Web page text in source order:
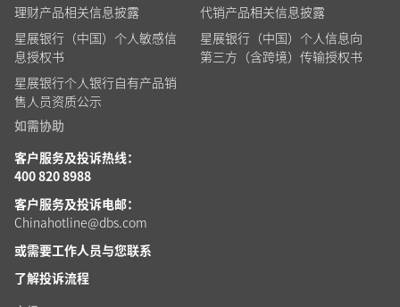
理财产品相关信息披露
代销产品相关信息披露
星展银行（中国）个人敏感信
息授权书
星展银行（中国）个人信息向
第三方（含跨境）传输授权书
星展银行个人银行自有产品销
售人员资质公示
如需协助
客户服务及投诉热线：
400 820 8988
客户服务及投诉电邮：
Chinahotline@dbs.com
或需要工作人员与您联系
了解投诉流程